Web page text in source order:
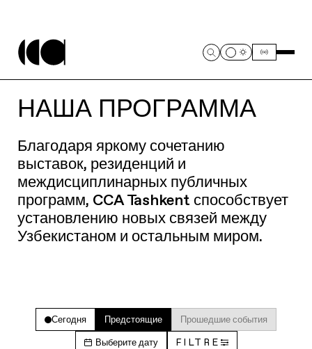
НАША ПРОГРАММА
Благодаря яркому сочетанию
выставок, резиденций и
междисциплинарных публичных
программ, CCA Tashkent способствует
установлению новых связей между
Узбекистаном и остальным миром.
Сегодня Предстоящие Прошедшие события
Выберите дату FILTRE